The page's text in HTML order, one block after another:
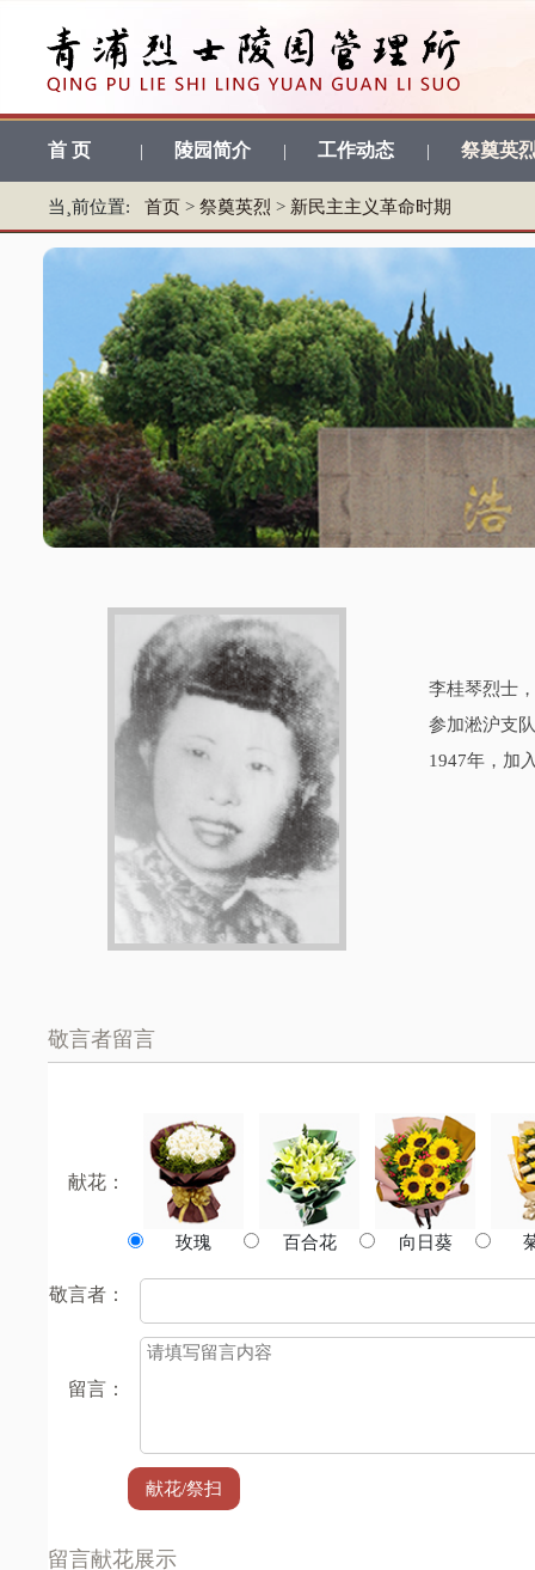
首 页 | 陵园简介 | 工作动态 | 祭奠英
当¸前位置: 首页 > 祭奠英烈 > 新民主主义革命时期
李桂琴烈士
参加淞沪支
1947年，加
敬言者留言